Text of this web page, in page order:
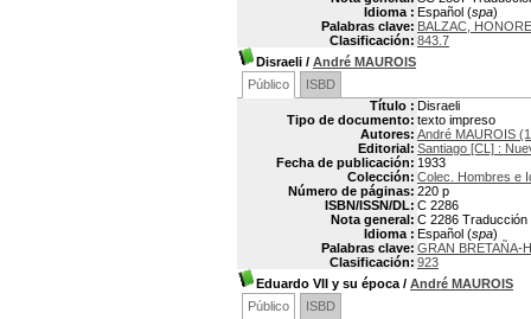
Idioma : Español (spa)
Palabras clave: BALZAC,
Clasificación: 843.7
Disraeli / André MAUROIS
Público
ISBD
Título : Disraeli
Tipo de documento: texto impreso
Autores: André MAUROIS
Editorial: Santiago [CL] :
Fecha de publicación: 1933
Colección: Colec. Hombres e
Número de páginas: 220 p
ISBN/ISSN/DL: C 2286
Nota general: C 2286
Idioma : Español (spa)
Palabras clave: GRAN BRETAÑA-
Clasificación: 923
Eduardo VII y su época / André MAUROIS
Público
ISBD